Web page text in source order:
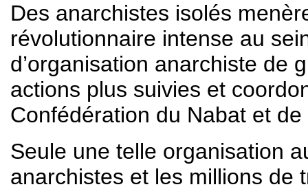
Des anarchistes isolés
révolutionnaire intense au
d’organisation anarchiste de
actions plus suivies et
Confédération du Nabat et
Seule une telle organisation
anarchistes et les millions de